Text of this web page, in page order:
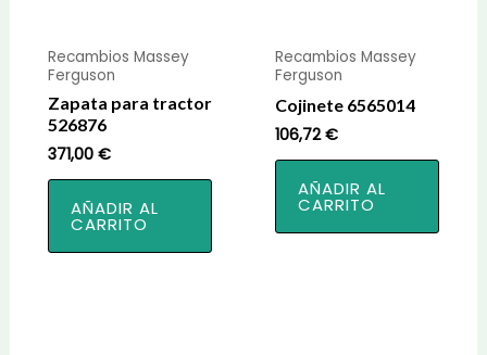
Recambios Massey
Ferguson
Zapata para tractor
526876
371,00 €
AÑADIR AL
CARRITO
Recambios Massey
Ferguson
Cojinete 6565014
106,72€
AÑADIR AL
CARRITO